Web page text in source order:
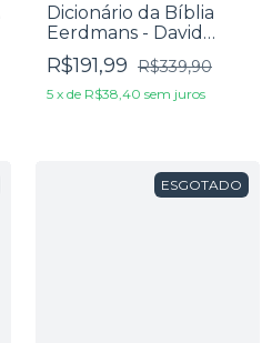
Dicionário da Bíblia
Eerdmans - David
Noel
R$191,99 R$339,90
5 x de R$38,40 sem juros
ESGOTADO